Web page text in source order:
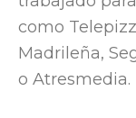
como
Madrileña,
o Atresmedia.